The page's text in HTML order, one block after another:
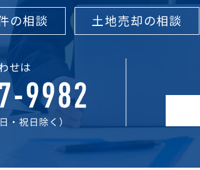
の相談 土地売却の相談
せは